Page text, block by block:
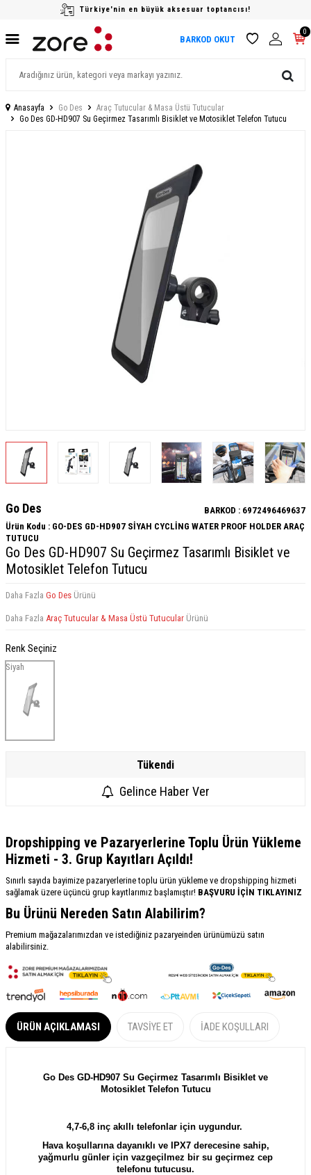
Türkiye'nin en büyük aksesuar toptancısı!
BARKOD OKUT
0
Anasayfa Go Des
Araç Tutucular & Masa Üstü Tutucular
Go Des GD-HD907 Su Geçirmez Tasarımlı Bisiklet ve Motosiklet Telefon Tutucu
Go Des BARKOD : 6972496469637
Ürün Kodu : GO-DES GD-HD907 SİYAH CYCLİNG WATER PROOF HOLDER ARAÇ
TUTUCU
Go Des GD-HD907 Su Geçirmez Tasarımlı Bisiklet ve
Motosiklet Telefon Tutucu
Daha Fazla Go Des Ürünü
Daha Fazla Araç Tutucular & Masa Üstü Tutucular Ürünü
Renk Seçiniz
Siyah
Tükendi
Gelince Haber Ver
Dropshipping ve Pazaryerlerine Toplu Ürün Yükleme
Hizmeti - 3. Grup Kayıtları Açıldı!
Sınırlı sayıda bayimize pazaryerlerine toplu ürün yükleme ve dropshipping hizmeti
sağlamak üzere üçüncü grup kayıtlarımız başlamıştır! BAŞVURU İÇİN TIKLAYINIZ
Bu Ürünü Nereden Satın Alabilirim?
Premium mağazalarımızdan ve istediğiniz pazaryeinden ürünümüzü satın
alabilirsiniz.
ÜRÜN AÇIKLAMASI TAVSIYE ET İADE KOŞULLARI
Go Des GD-HD907 Su Geçirmez Tasarımlı Bisiklet ve
Motosiklet Telefon Tutucu
4,7-6,8 inç akıllı telefonlar için uygundur.
Hava koşullarına dayanıklı ve IPX7 derecesine sahip,
yağmurlu günler için vazgeçilmez bir su geçirmez cep
telefonu tutucusu.